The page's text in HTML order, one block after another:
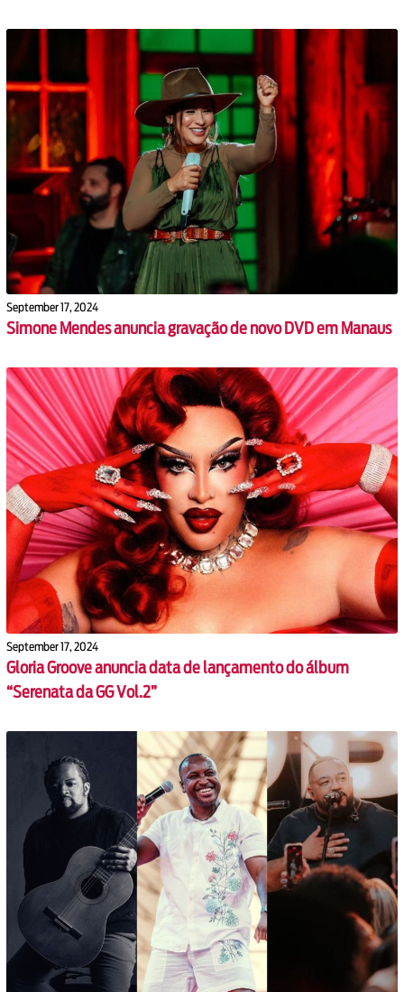
September 17, 2024
Simone Mendes anuncia gravação de novo DVD em Manaus
September 17, 2024
Gloria Groove anuncia data de lançamento do álbum
“Serenata da GG Vol.2”